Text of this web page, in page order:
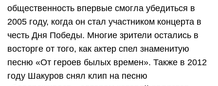
общественность впервые смогла убедиться в
2005 году, когда он стал участником концерта в
честь Дня Победы. Многие зрители остались в
восторге от того, как актер спел знаменитую
песню «От героев былых времен». Также в 2012
году Шакуров снял клип на песню